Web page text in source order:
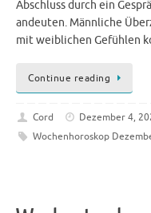
Abschluss durch ein
andeuten. Männliche
mit weiblichen Gefühlen
Continue reading
Cord Dezember 4,
Wochenhoroskop